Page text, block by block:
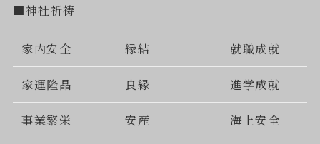
■神社祈祷
家内安全 縁結 就職成就
家運隆晶 良縁 進学成就
事業繁栄 安産 海上安全